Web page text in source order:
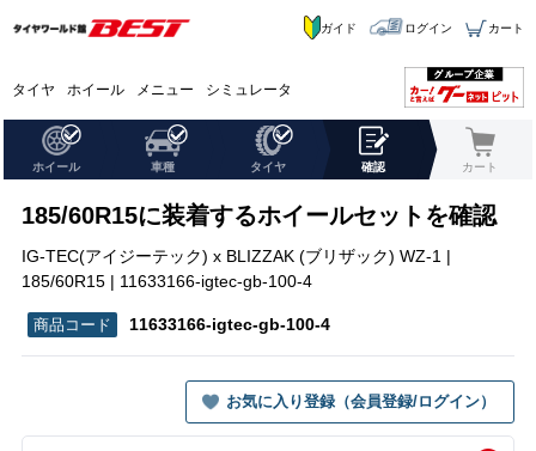
タイヤ ホイール メニュー シミュレータ
ガイド ログイン カート
ホイール 車種 タイヤ 確認 カート
185/60R15に装着するホイールセットを確認
IG-TEC(アイジーテック) x BLIZZAK (ブリザック) WZ-1 |
185/60R15 | 11633166-igtec-gb-100-4
11633166-igtec-gb-100-4
お気に入り登録（会員登録/ログイン）